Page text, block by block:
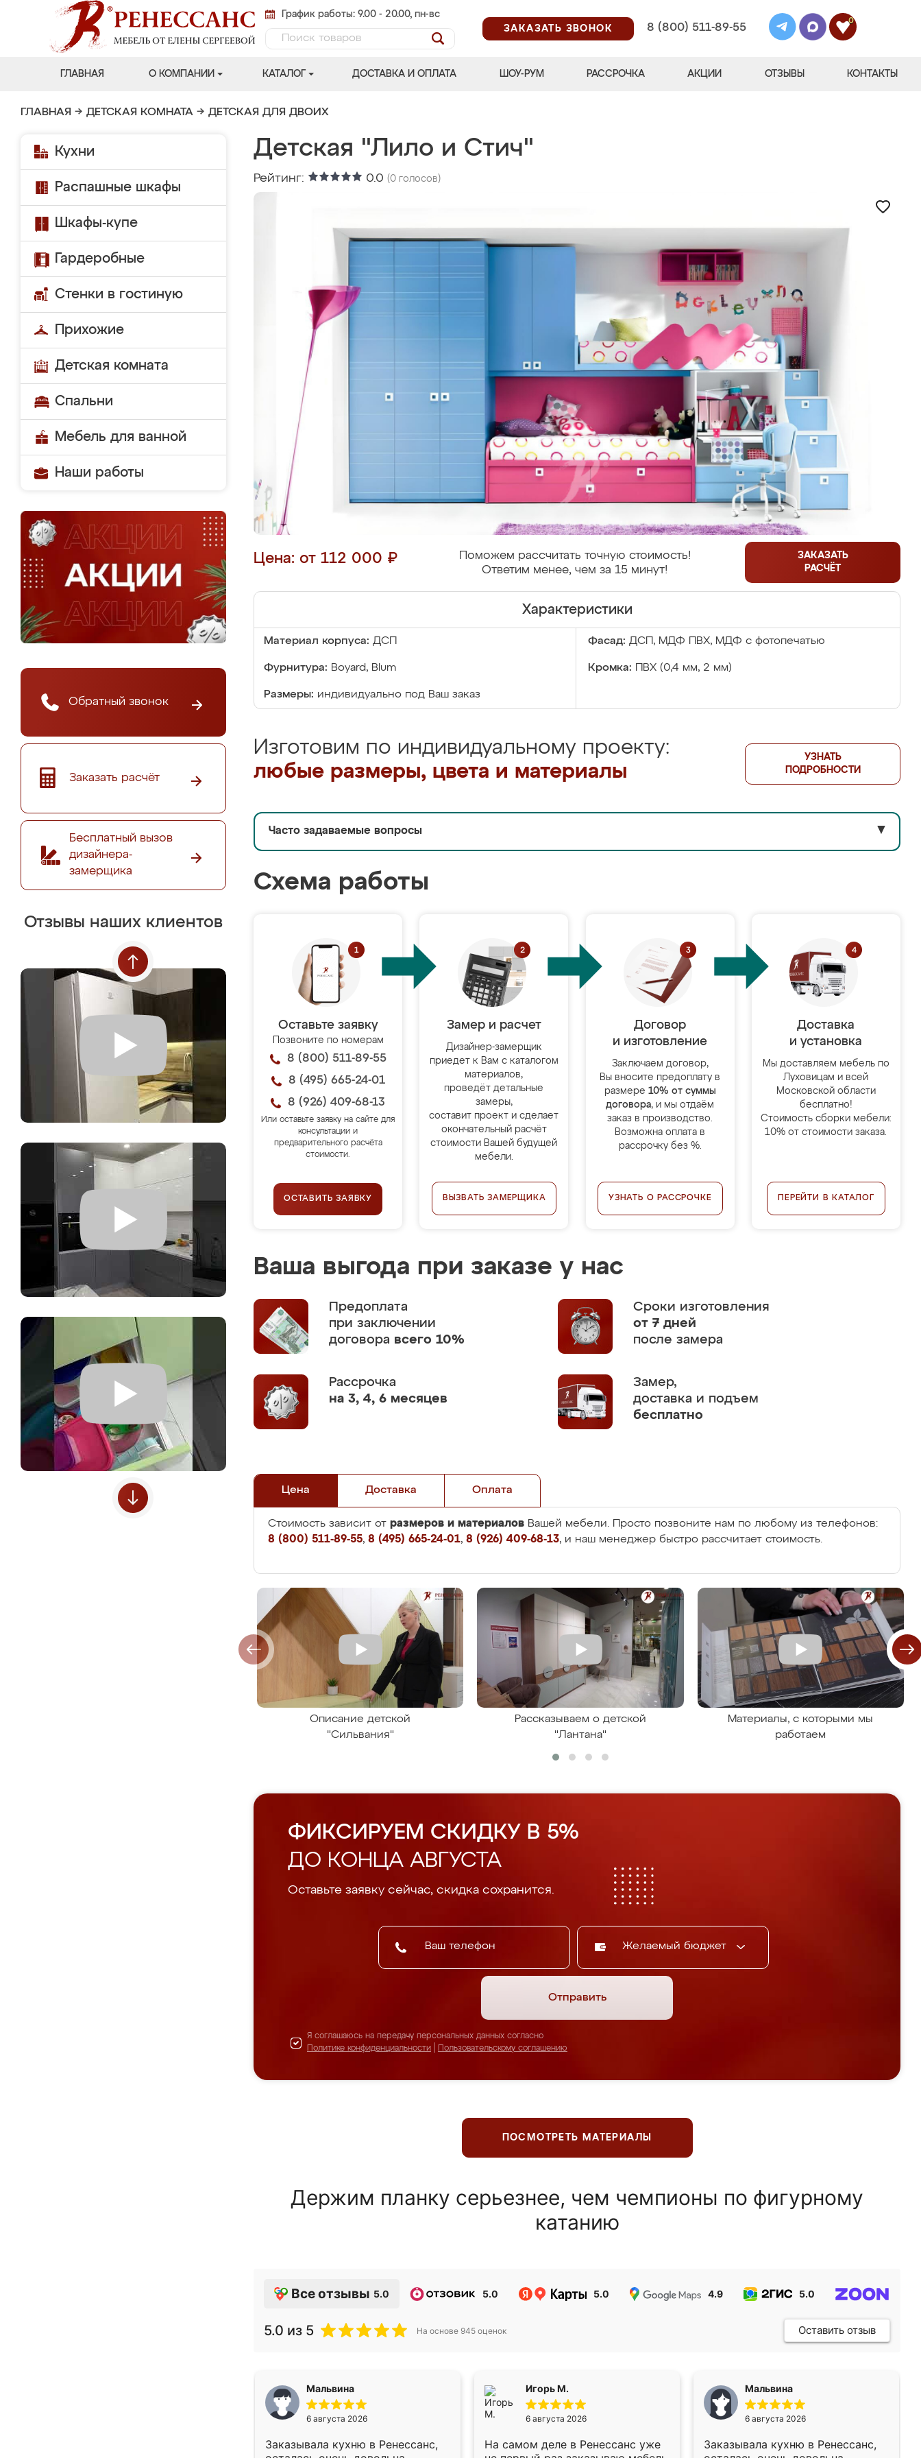
График работы: 9.00 - 20.00, пн-вс
ЗАКАЗАТЬ ЗВОНОК
8 (800) 511-89-55
0
ГЛАВНАЯ О КОМПАНИИ КАТАЛОГ ДОСТАВКА И ОПЛАТА ШОУ-РУМ РАССРОЧКА АКЦИИ ОТЗЫВЫ КОНТАКТЫ
ГЛАВНАЯ → ДЕТСКАЯ КОМНАТА → ДЕТСКАЯ ДЛЯ ДВОИХ
Кухни
Распашные шкафы
Шкафы-купе
Гардеробные
Стенки в гостиную
Прихожие
Детская комната
Спальни
Мебель для ванной
Наши работы
Обратный звонок
Заказать расчёт
Бесплатный вызов
дизайнера-
замерщика
Отзывы наших клиентов
Детская "Лило и Стич"
Рейтинг: 0.0 (0 голосов)
Цена: от 112 000 ₽
Поможем рассчитать точную стоимость!
Ответим менее, чем за 15 минут!
ЗАКАЗАТЬ
РАСЧЁТ
Характеристики
Материал корпуса: ДСП Фасад: ДСП, МДФ ПВХ, МДФ с фотопечатью
Фурнитура: Boyard, Blum Кромка: ПВХ (0,4 мм, 2 мм)
Размеры: индивидуально под Ваш заказ
Изготовим по индивидуальному проекту:
любые размеры, цвета и материалы
УЗНАТЬ
ПОДРОБНОСТИ
Часто задаваемые вопросы ▼
Схема работы
Оставьте заявку
Позвоните по номерам
8 (800) 511-89-55
8 (495) 665-24-01
8 (926) 409-68-13
Или оставьте заявку на сайте для
консультации и
предварительного расчёта
стоимости.
ОСТАВИТЬ ЗАЯВКУ
Замер и расчет
Дизайнер-замерщик
приедет к Вам с каталогом
материалов,
проведёт детальные
замеры,
составит проект и сделает
окончательный расчёт
стоимости Вашей будущей
мебели.
ВЫЗВАТЬ ЗАМЕРЩИКА
Договор
и изготовление
Заключаем договор,
Вы вносите предоплату в
размере 10% от суммы
договора, и мы отдаём
заказ в производство.
Возможна оплата в
рассрочку без %.
УЗНАТЬ О РАССРОЧКЕ
Доставка
и установка
Мы доставляем мебель по
Луховицам и всей
Московской области
бесплатно!
Стоимость сборки мебели:
10% от стоимости заказа.
ПЕРЕЙТИ В КАТАЛОГ
Ваша выгода при заказе у нас
Предоплата
при заключении
договора всего 10%
Сроки изготовления
от 7 дней
после замера
Рассрочка
на 3, 4, 6 месяцев
Замер,
доставка и подъем
бесплатно
Цена Доставка Оплата
Стоимость зависит от размеров и материалов Вашей мебели. Просто позвоните нам по любому из телефонов:
8 (800) 511-89-55, 8 (495) 665-24-01, 8 (926) 409-68-13, и наш менеджер быстро рассчитает стоимость.
Описание детской
"Сильвания"
Рассказываем о детской
"Лантана"
Материалы, с которыми мы
работаем
ФИКСИРУЕМ СКИДКУ В 5%
ДО КОНЦА АВГУСТА
Оставьте заявку сейчас, скидка сохранится.
Желаемый бюджет
Отправить
Я соглашаюсь на передачу персональных данных согласно
Политике конфиденциальности
Пользовательскому соглашению
ПОСМОТРЕТЬ МАТЕРИАЛЫ
Держим планку серьезнее, чем чемпионы по фигурному
катанию
Все отзывы 5.0 5.0 5.0 4.9 5.0
5.0 из 5 На основе 945 оценок Оставить отзыв
Мальвина
6 августа 2026
Заказывала кухню в Ренессанс,
Игорь М.
6 августа 2026
На самом деле в Ренессанс уже
Мальвина
6 августа 2026
Заказывала кухню в Ренессанс,